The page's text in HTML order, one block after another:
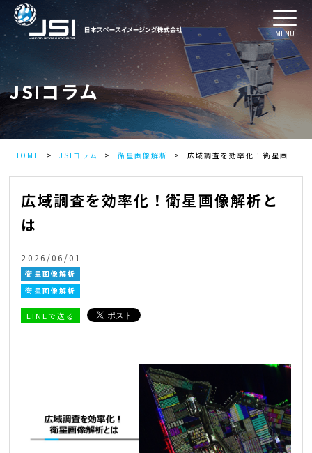
MENU
HOME JSIコラム 衛星画像解析 広域調査を効率化！衛星画像解析とは
JSIコラム
広域調査を効率化！衛星画像解析と
は
2026/06/01
衛星画像解析
衛星画像解析
LINEで送る